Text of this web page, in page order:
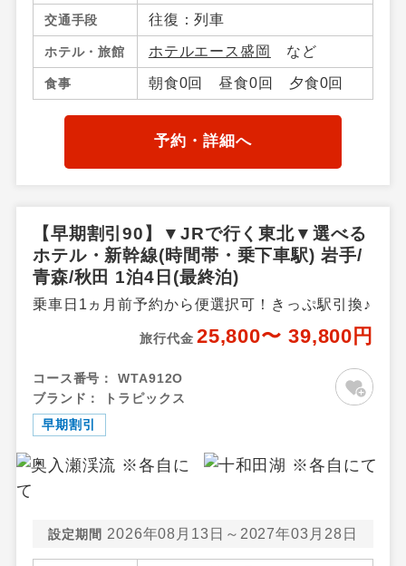
つ・大間)・八戸・十和田湖・
奥入瀬（青森県）・大鰐・碇
ケ関・不老不死・鰺ケ沢・弘
前・三沢・竜飛岬・青森県そ
の他、岩手県／盛岡市・つな
ぎ・鶯宿温泉・八幡平・雫
石・二戸・小岩井農場・平
輪・湯瀬温泉・玉川温泉・田
沢湖高原・乳頭温泉郷・十和
田湖秋田県
交通手段 往復：列車
ホテル・旅館 ホテルエース盛岡 など
食事 朝食0回 昼食0回 夕食0回
予約・詳細へ
【早期割引90】▼JRで行く東北▼選べる
ホテル・新幹線(時間帯・乗下車駅) 岩手/
青森/秋田 1泊4日(最終泊)
乗車日1ヵ月前予約から便選択可！きっぷ駅引換♪
旅行代金 25,800〜 39,800円
コース番号：
WTA912O
ブランド：
トラピックス
早期割引
設定期間 2026年08月13日～2027年03月28日